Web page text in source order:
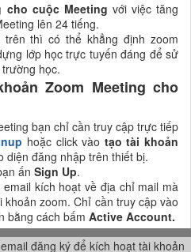
cuộc Meeting với việc tăng
lên 24 tiếng.
thì có thể khẳng định zoom
lớp học trực tuyến đáng để sử
học.
Zoom Meeting cho
bạn chỉ cần truy cập trực tiếp
hoặc click vào tạo tài khoản
diện đăng nhập trên thiết bị.
ấn Sign Up.
kích hoạt về địa chỉ mail mà
zoom. Chỉ cần truy cập vào
bằng cách bấm Active Account.